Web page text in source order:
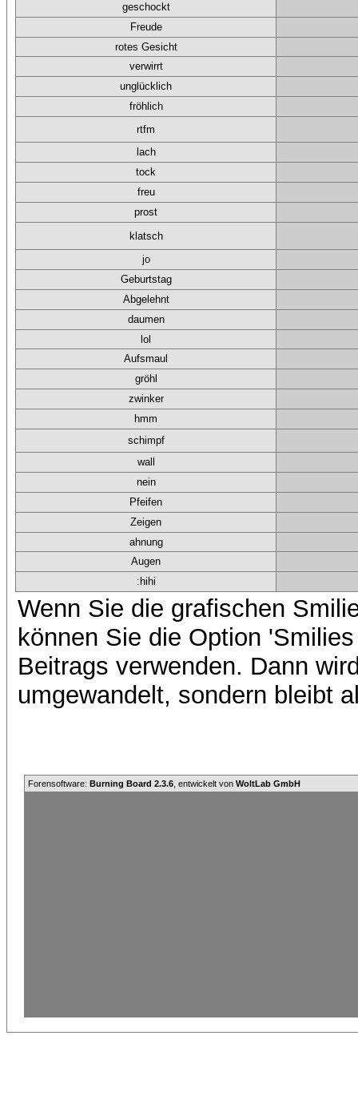
geschockt
Freude
rotes Gesicht
verwirrt
unglücklich
fröhlich
rtfm
lach
tock
freu
prost
klatsch
jo
Geburtstag
Abgelehnt
daumen
lol
Aufsmaul
gröhl
zwinker
hmm
schimpf
wall
nein
Pfeifen
Zeigen
ahnung
Augen
:hihi
Wenn Sie die grafischen
können Sie die Option
Beitrags verwenden. Dann
umgewandelt, sondern bleibt
Forensoftware: Burning Board 2.3.6 , entwickelt von WoltLab GmbH